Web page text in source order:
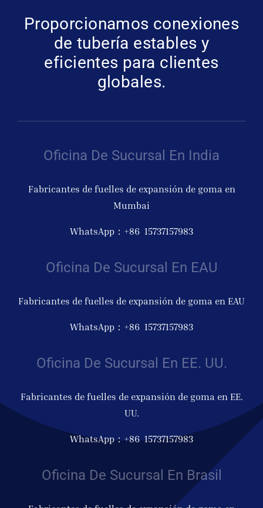
Proporcionamos conexiones
de tubería estables y
eficientes para clientes
globales.
Oficina De Sucursal En India
Fabricantes de fuelles de expansión de goma en
Mumbai
WhatsApp：+86 15737157983
Oficina De Sucursal En EAU
Fabricantes de fuelles de expansión de goma en EAU
WhatsApp：+86 15737157983
Oficina De Sucursal En EE. UU.
Fabricantes de fuelles de expansión de goma en EE.
UU.
WhatsApp：+86 15737157983
Oficina De Sucursal En Brasil